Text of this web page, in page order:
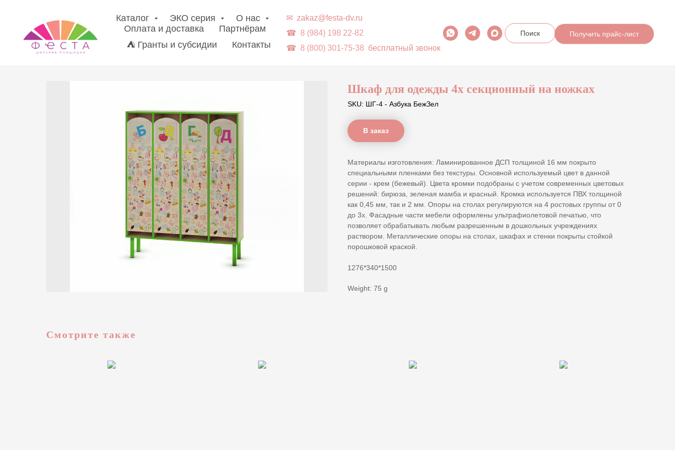
Каталог ЭКО серия
О нас
Оплата и доставка
Партнёрам
⛺ Гранты и субсидии
Контакты
✉ zakaz@festa-dv.ru
☎ 8 (984) 198 22-82
☎ 8 (800) 301-75-38 бесплатный звонок
Поиск Получить прайс-лист
Шкаф для одежды 4х секционный на ножках
SKU: ШГ-4 - Азбука БежЗел
В заказ
Материалы изготовления: Ламинированное ДСП толщиной 16 мм покрыто
специальными пленками без текстуры. Основной используемый цвет в данной
серии - крем (бежевый). Цвета кромки подобраны с учетом современных цветовых
решений: бирюза, зеленая мамба и красный. Кромка используется ПВХ толщиной
как 0,45 мм, так и 2 мм. Опоры на столах регулируются на 4 ростовых группы от 0
до 3х. Фасадные части мебели оформлены ультрафиолетовой печатью, что
позволяет обрабатывать любым разрешенным в дошкольных учреждениях
раствором. Металлические опоры на столах, шкафах и стенки покрыты стойкой
порошковой краской.
1276*340*1500
Weight: 75 g
Смотрите также